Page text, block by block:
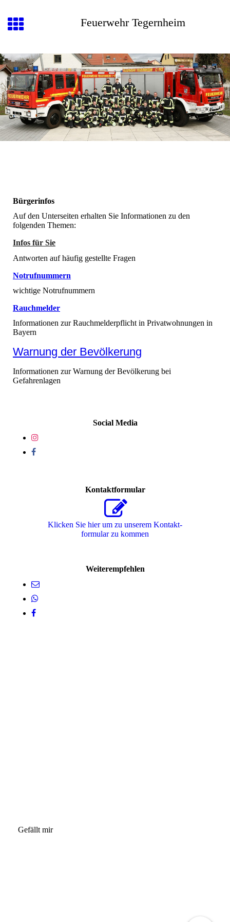
Feuerwehr Tegernheim
Bürgerinfos
Auf den Unterseiten erhalten Sie Informationen zu den
folgenden Themen:
Infos für Sie
Antworten auf häufig gestellte Fragen
Notrufnummern
wichtige Notrufnummern
Rauchmelder
Informationen zur Rauchmelderpflicht in Privatwohnungen in
Bayern
Warnung der Bevölkerung
Informationen zur Warnung der Bevölkerung bei
Gefahrenlagen
Social Media
Kontaktformular
Klicken Sie hier um zu unserem Kon­takt­
for­mu­lar zu kommen
Weiterempfehlen
Gefällt mir